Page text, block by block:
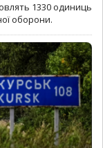
1330 одиниць
оборони.